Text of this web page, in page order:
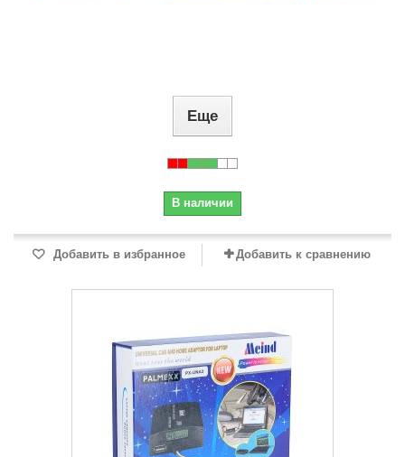
Еще
В наличии
Добавить в избранное Добавить к сравнению